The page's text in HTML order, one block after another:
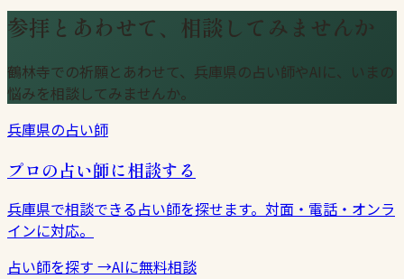
参拝とあわせて、相談してみませんか
鶴林寺での祈願とあわせて、兵庫県の占い師やAIに、いまの
悩みを相談してみませんか。
兵庫県の占い師
プロの占い師に相談する
兵庫県で相談できる占い師を探せます。対面・電話・オンラ
インに対応。
占い師を探す →AIに無料相談